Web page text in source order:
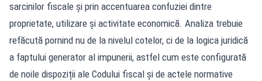
sarcinilor fiscale și prin accentuarea confuziei dintre
proprietate, utilizare și activitate economică. Analiza trebuie
refăcută pornind nu de la nivelul cotelor, ci de la logica juridică
a faptului generator al impunerii, astfel cum este configurată
de noile dispoziții ale Codului fiscal și de actele normative